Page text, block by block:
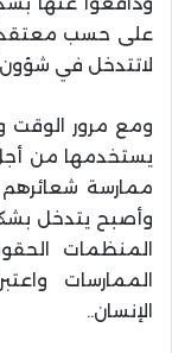
على حسب
لاتتدخل في شؤون
ومع مرور الوقت
يستخدمها من
ممارسة شعائرهم
وأصبح يتدخل
المنظمات
الممارسات
الإنسان..